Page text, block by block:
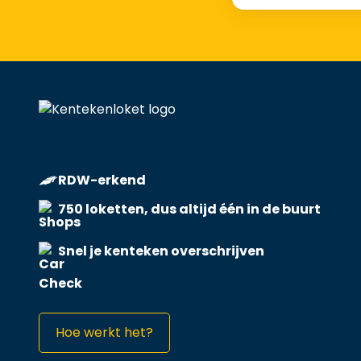
RDW-erkend
750 loketten, dus altijd één in de buurt
Snel je kenteken overschrijven
Hoe werkt het?